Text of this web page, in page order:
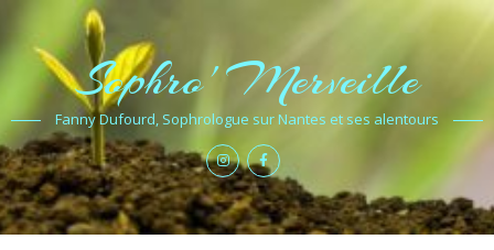
Sophro' Merveille
Fanny Dufourd, Sophrologue sur Nantes et ses alentours